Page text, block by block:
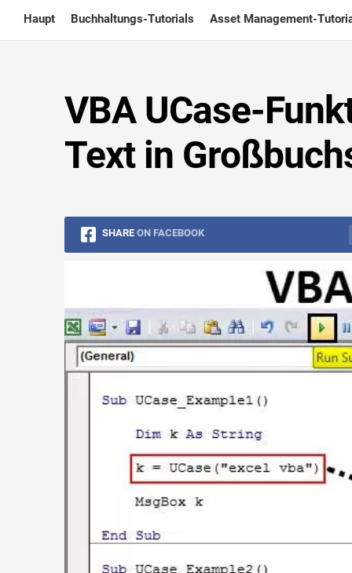
content
Haupt Buchhaltungs-Tutorials Asset Management-
VBA UCase-
Text in
SHARE ON FACEBOOK